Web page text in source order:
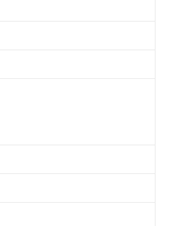
利用ください。
に対応した製品に切り替える予定のある
含有に非対応の商品で、対応品を出す予
含有の対応状況を調査中または確認中の
物質有無と関係のない商品です。
たものが、含有品と判明した場合などや
(PBB) 1000ppm以下、ポリ臭化ジフェニルエーテル
用除外項目は除く。
的な使用がないことを確認しています。
準値を超えていることを示します。
合わせください。
ム) : 100ppm、
ソブチル) : 1000ppm、 BBP(フタル酸ブチルベンジ
は、日本国政府の輸出許可(または役務